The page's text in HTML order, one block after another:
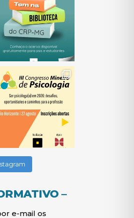
janela) (abre em nova janela)
(abre em nova janela)
–
e-mail os